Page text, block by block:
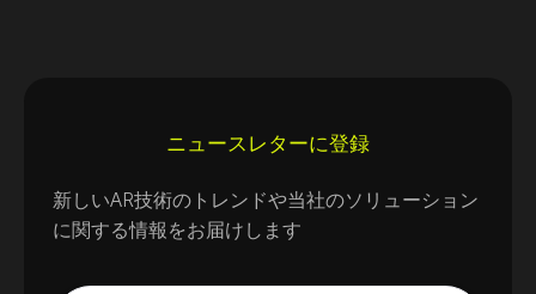
ニュースレターに登録
新しいAR技術のトレンドや当社のソリューション
に関する情報をお届けします